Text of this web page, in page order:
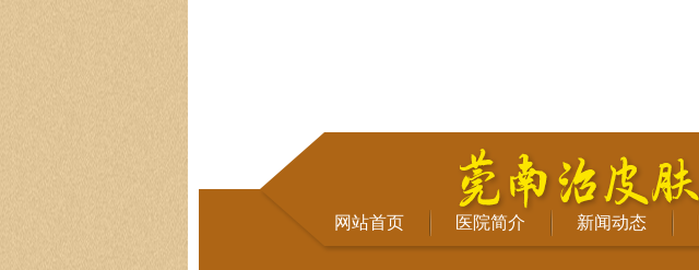
网站首页 医院简介 新闻动态